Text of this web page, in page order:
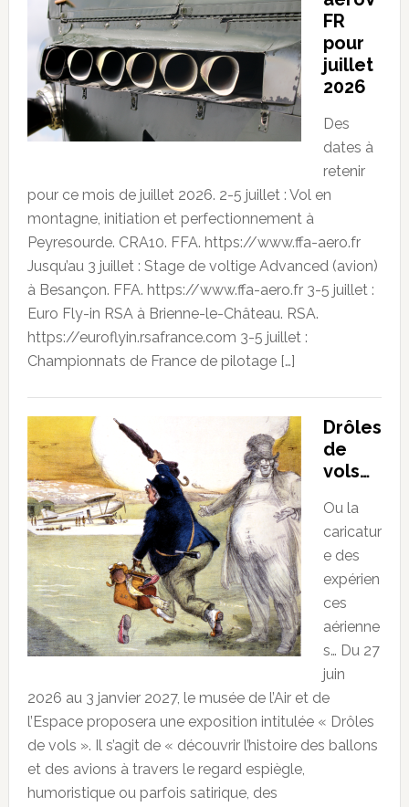
FR
pour
juillet
2026
Des
dates à
retenir
pour ce mois de juillet 2026. 2-5 juillet : Vol en
montagne, initiation et perfectionnement à
Peyresourde. CRA10. FFA. https://www.ffa-aero.fr
Jusqu’au 3 juillet : Stage de voltige Advanced (avion)
à Besançon. FFA. https://www.ffa-aero.fr 3-5 juillet :
Euro Fly-in RSA à Brienne-le-Château. RSA.
https://euroflyin.rsafrance.com 3-5 juillet :
Championnats de France de pilotage […]
Drôles
de
vols…
Ou la
caricatur
e des
expérien
ces
aérienne
s… Du 27
juin
2026 au 3 janvier 2027, le musée de l’Air et de
l’Espace proposera une exposition intitulée « Drôles
de vols ». Il s’agit de « découvrir l’histoire des ballons
et des avions à travers le regard espiègle,
humoristique ou parfois satirique, des